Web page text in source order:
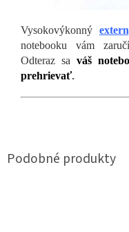
Vysokovýkonný
notebooku vám
Odteraz saváš
prehrievať.